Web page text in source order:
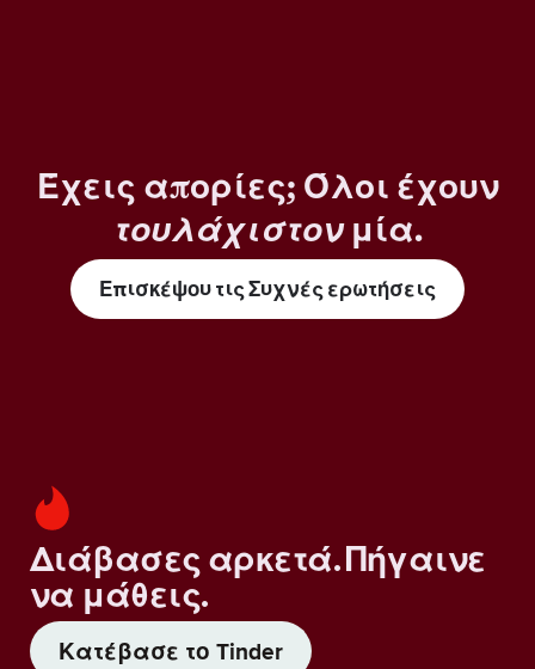
Έχεις απορίες; Όλοι έχουν
τουλάχιστονμία.
Επισκέψου τις Συχνές ερωτήσεις
Διάβασες αρκετά. Πήγαινε
να μάθεις.
Κατέβασε το Tinder